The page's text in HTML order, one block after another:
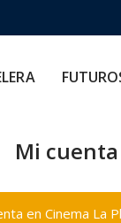
Mi cuenta
en Cinema La